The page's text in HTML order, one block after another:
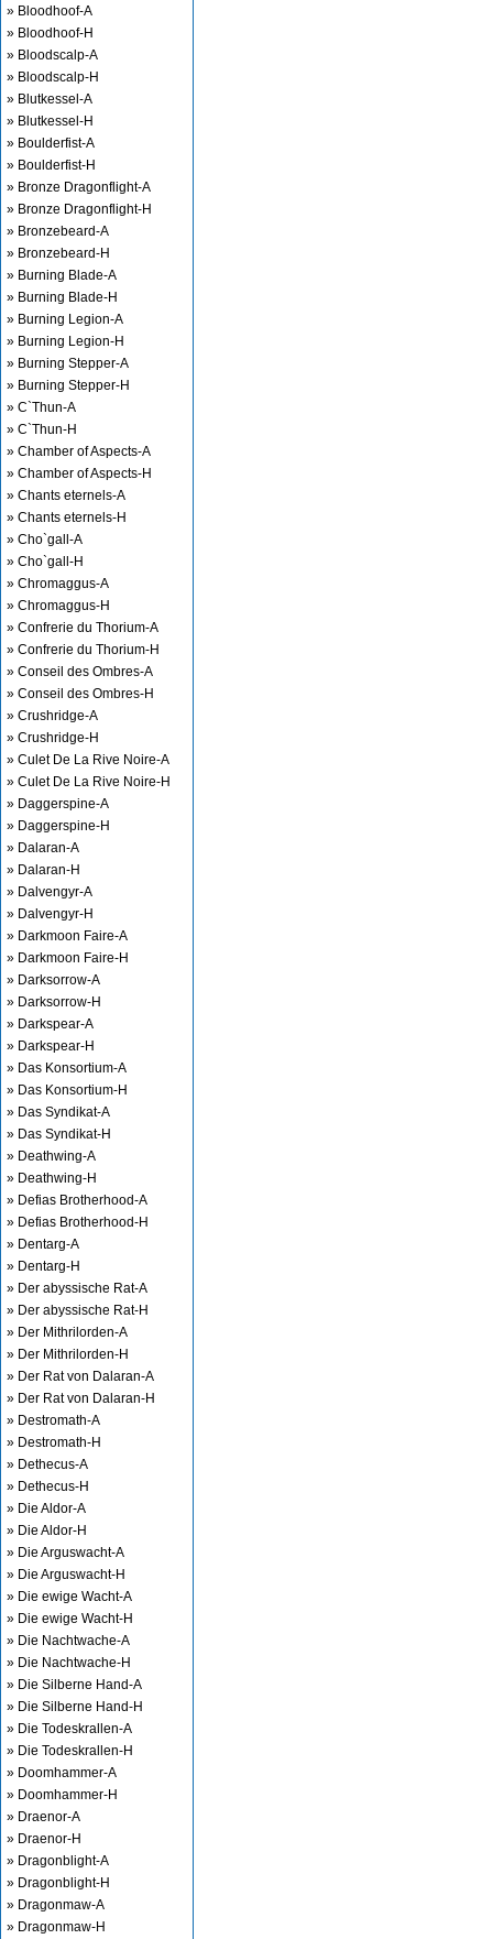
» Bloodhoof-A
» Bloodhoof-H
» Bloodscalp-A
» Bloodscalp-H
» Blutkessel-A
» Blutkessel-H
» Boulderfist-A
» Boulderfist-H
» Bronze Dragonflight-A
» Bronze Dragonflight-H
» Bronzebeard-A
» Bronzebeard-H
» Burning Blade-A
» Burning Blade-H
» Burning Legion-A
» Burning Legion-H
» Burning Stepper-A
» Burning Stepper-H
» C`Thun-A
» C`Thun-H
» Chamber of Aspects-A
» Chamber of Aspects-H
» Chants eternels-A
» Chants eternels-H
» Cho`gall-A
» Cho`gall-H
» Chromaggus-A
» Chromaggus-H
» Confrerie du Thorium-A
» Confrerie du Thorium-H
» Conseil des Ombres-A
» Conseil des Ombres-H
» Crushridge-A
» Crushridge-H
» Culet De La Rive Noire-A
» Culet De La Rive Noire-H
» Daggerspine-A
» Daggerspine-H
» Dalaran-A
» Dalaran-H
» Dalvengyr-A
» Dalvengyr-H
» Darkmoon Faire-A
» Darkmoon Faire-H
» Darksorrow-A
» Darksorrow-H
» Darkspear-A
» Darkspear-H
» Das Konsortium-A
» Das Konsortium-H
» Das Syndikat-A
» Das Syndikat-H
» Deathwing-A
» Deathwing-H
» Defias Brotherhood-A
» Defias Brotherhood-H
» Dentarg-A
» Dentarg-H
» Der abyssische Rat-A
» Der abyssische Rat-H
» Der Mithrilorden-A
» Der Mithrilorden-H
» Der Rat von Dalaran-A
» Der Rat von Dalaran-H
» Destromath-A
» Destromath-H
» Dethecus-A
» Dethecus-H
» Die Aldor-A
» Die Aldor-H
» Die Arguswacht-A
» Die Arguswacht-H
» Die ewige Wacht-A
» Die ewige Wacht-H
» Die Nachtwache-A
» Die Nachtwache-H
» Die Silberne Hand-A
» Die Silberne Hand-H
» Die Todeskrallen-A
» Die Todeskrallen-H
» Doomhammer-A
» Doomhammer-H
» Draenor-A
» Draenor-H
» Dragonblight-A
» Dragonblight-H
» Dragonmaw-A
» Dragonmaw-H